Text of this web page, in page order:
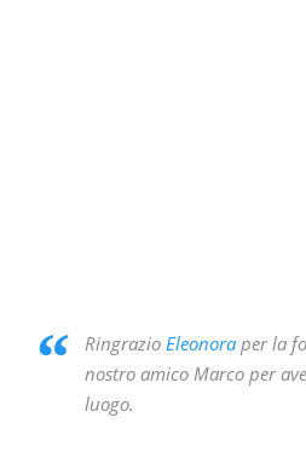
Ringrazio Eleonora per la
nostro amico Marco per
luogo.